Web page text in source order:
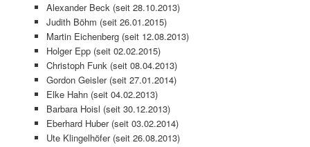
Alexander Beck (seit 28.10.2013)
Judith Böhm (seit 26.01.2015)
Martin Eichenberg (seit 12.08.2013)
Holger Epp (seit 02.02.2015)
Christoph Funk (seit 08.04.2013)
Gordon Geisler (seit 27.01.2014)
Elke Hahn (seit 04.02.2013)
Barbara Hoisl (seit 30.12.2013)
Eberhard Huber (seit 03.02.2014)
Ute Klingelhöfer (seit 26.08.2013)